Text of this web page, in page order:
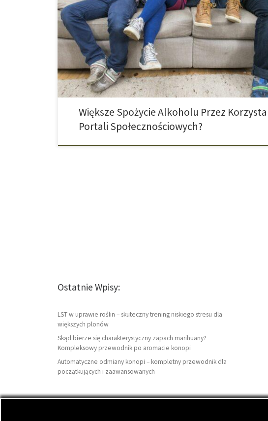
z portali społecznościowych ma związek z większym spożyciem
młodzieży. Nawet 10-latkowie lubią umawiać się na randki przez
wiekiem wzrasta korzystanie z portali społecznościowych takich jak
czy Snapchat. Dla wielu młodych ludzi dzielenie się […]
Większe Spożycie Alkoholu Przez
Portali Społecznościowych?
Ostatnie Wpisy:
LST w uprawie roślin – skuteczny trening niskiego stresu dla
większych plonów
Skąd bierze się charakterystyczny zapach marihuany?
Kompleksowy przewodnik po aromacie konopi
Automatyczne odmiany konopi – kompletny przewodnik dla
początkujących i zaawansowanych